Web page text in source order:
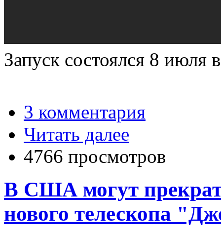
Запуск состоялся 8 июля
3 комментария
Читать далее
4766 просмотров
В США могут
нового телескопа